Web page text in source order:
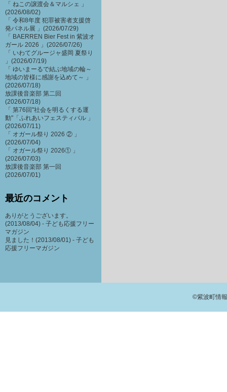
「 ねこの譲渡会＆マルシェ 」
(2026/08/02)
「 令和8年度 犯罪被害者支援啓
発パネル展 」(2026/07/29)
「 BAERREN Bier Fest in 紫波オ
ガール 2026 」(2026/07/26)
「 いわてグルージャ盛岡 夏祭り
」(2026/07/19)
「 ゆいまーるで結ぶ地域の輪～
地域の皆様に感謝を込めて～ 」
(2026/07/18)
放課後音楽部 第二回
(2026/07/18)
「 第76回"社会を明るくする運
動"「ふれあいフェスティバル 」
(2026/07/11)
「 オガール祭り 2026 ② 」
(2026/07/04)
「 オガール祭り 2026① 」
(2026/07/03)
放課後音楽部 第一回
(2026/07/01)
最近のコメント
ありがとうございます。
(2013/08/04) - 子ども応援フリー
マガジン
見ました！(2013/08/01) - 子ども
応援フリーマガジン
©紫波町情